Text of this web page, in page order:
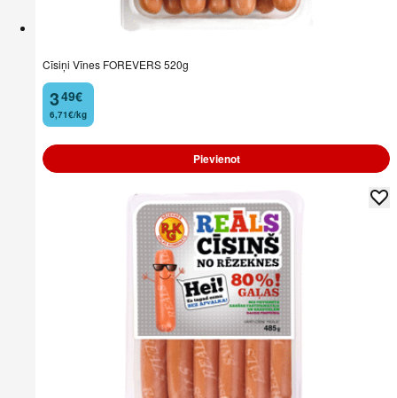
Cīsiņi Vīnes FOREVERS 520g
3
. 49€
6,71€/kg
Pievienot